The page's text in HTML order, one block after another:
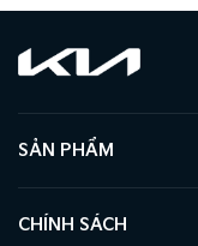
SẢN PHẨM
CHÍNH SÁCH